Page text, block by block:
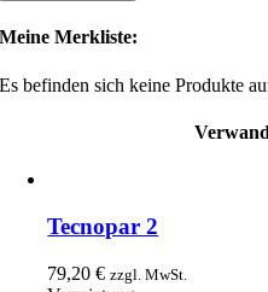
Meine Merkliste:
Es befinden sich keine Produkte
Tecnopar 2
79,20€ zzgl. MwSt.